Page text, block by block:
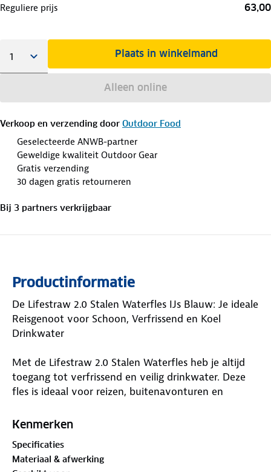
Reguliere prijs 63,00
Plaats in winkelmand
Alleen online
Verkoop en verzending door Outdoor Food
Geselecteerde ANWB-partner
Geweldige kwaliteit Outdoor Gear
Gratis verzending
30 dagen gratis retourneren
Bij 3 partners verkrijgbaar
Productinformatie
De Lifestraw 2.0 Stalen Waterfles IJs Blauw: Je ideale
Reisgenoot voor Schoon, Verfrissend en Koel
Drinkwater
Met de Lifestraw 2.0 Stalen Waterfles heb je altijd
toegang tot verfrissend en veilig drinkwater. Deze
fles is ideaal voor reizen, buitenavonturen en
water, waar je ook bent.
-Krachtige Filtratie
-De fles is uitgerust met een membraanmicrofilter
Kenmerken
Specificaties
Materiaal & afwerking